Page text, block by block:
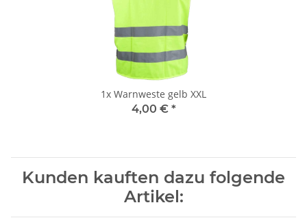
1x Warnweste gelb XXL
4,00 € *
Kunden kauften dazu folgende
Artikel: